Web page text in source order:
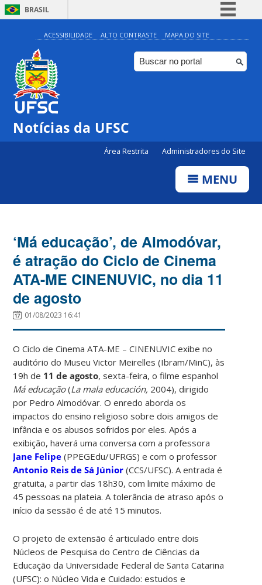
BRASIL
Simplifique!
Comunica BR
Participe
ACESSIBILIDADE ALTO CONTRASTE MAPA DO SITE
Notícias da UFSC
Área Restrita Administradores do Site
MENU
‘Má educação’, de Almodóvar,
é atração do Ciclo de Cinema
ATA-ME CINENUVIC, no dia 11
de agosto
01/08/2023 16:41
O Ciclo de Cinema ATA-ME – CINENUVIC exibe no
auditório do Museu Victor Meirelles (Ibram/MinC), às
19h de 11 de agosto, sexta-feira, o filme espanhol
Má educação(La mala educación, 2004), dirigido
por Pedro Almodóvar. O enredo aborda os
impactos do ensino religioso sobre dois amigos de
infância e os abusos sofridos por eles. Após a
exibição, haverá uma conversa com a professora
Jane Felipe (PPEGEdu/UFRGS) e com o professor
Antonio Reis de Sá Júnior (CCS/UFSC). A entrada é
gratuita, a partir das 18h30, com limite máximo de
45 pessoas na plateia. A tolerância de atraso após o
início da sessão é de até 15 minutos.
O projeto de extensão é articulado entre dois
Núcleos de Pesquisa do Centro de Ciências da
Educação da Universidade Federal de Santa Catarina
(UFSC): o Núcleo Vida e Cuidado: estudos e